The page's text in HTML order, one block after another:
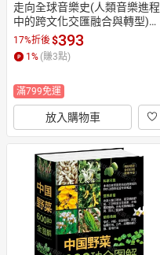
走向全球音樂史(人類音樂進程
中的跨文化交匯融合與轉型)丨
天龍圖書簡體字專賣店丨97871
08081391 (tl2604)
17%折後$393
1% (賺3點)
滿799免運
放入購物車